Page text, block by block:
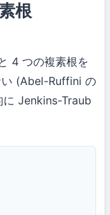
根
4 つの複素根を
い (Abel-Ruffini の
に Jenkins-Traub